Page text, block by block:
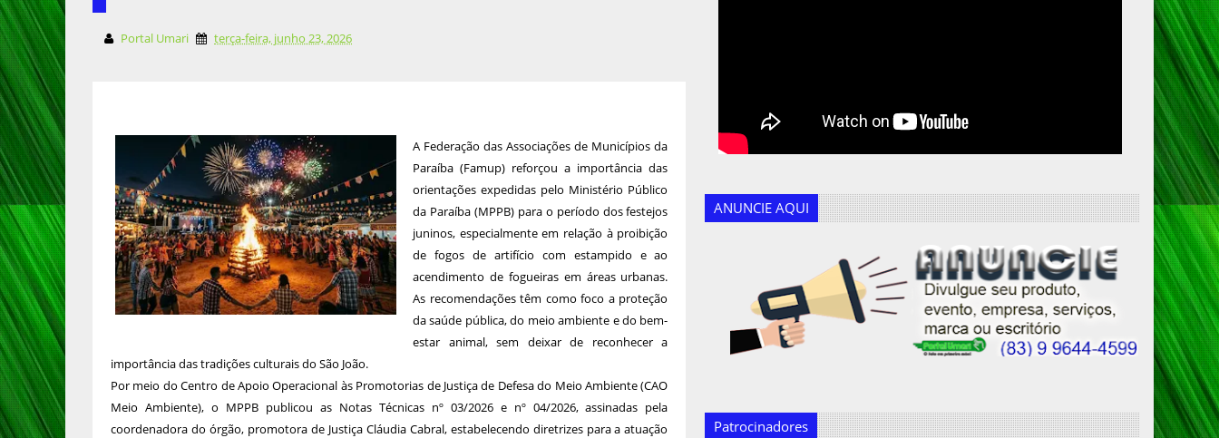
Portal Umari terça-feira, junho 23, 2026
A Federação das Associações de Municípios da
Paraíba (Famup) reforçou a importância das
orientações expedidas pelo Ministério Público
da Paraíba (MPPB) para o período dos festejos
juninos, especialmente em relação à proibição
de fogos de artifício com estampido e ao
acendimento de fogueiras em áreas urbanas.
As recomendações têm como foco a proteção
da saúde pública, do meio ambiente e do bem-
estar animal, sem deixar de reconhecer a
importância das tradições culturais do São João.
Por meio do Centro de Apoio Operacional às Promotorias de Justiça de Defesa do Meio Ambiente (CAO
Meio Ambiente), o MPPB publicou as Notas Técnicas nº 03/2026 e nº 04/2026, assinadas pela
coordenadora do órgão, promotora de Justiça Cláudia Cabral, estabelecendo diretrizes para a atuação
ANUNCIE AQUI
Patrocinadores